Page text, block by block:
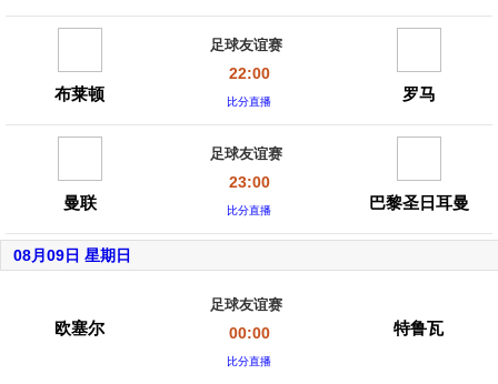
布莱顿
足球友谊赛
22:00
比分直播 罗马
曼联
足球友谊赛
23:00
比分直播 巴黎圣日耳曼
08月09日 星期日
欧塞尔
足球友谊赛
00:00
比分直播
特鲁瓦